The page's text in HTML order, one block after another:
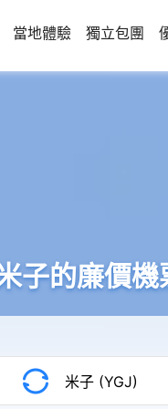
當地體驗 獨立包團
子的廉價機